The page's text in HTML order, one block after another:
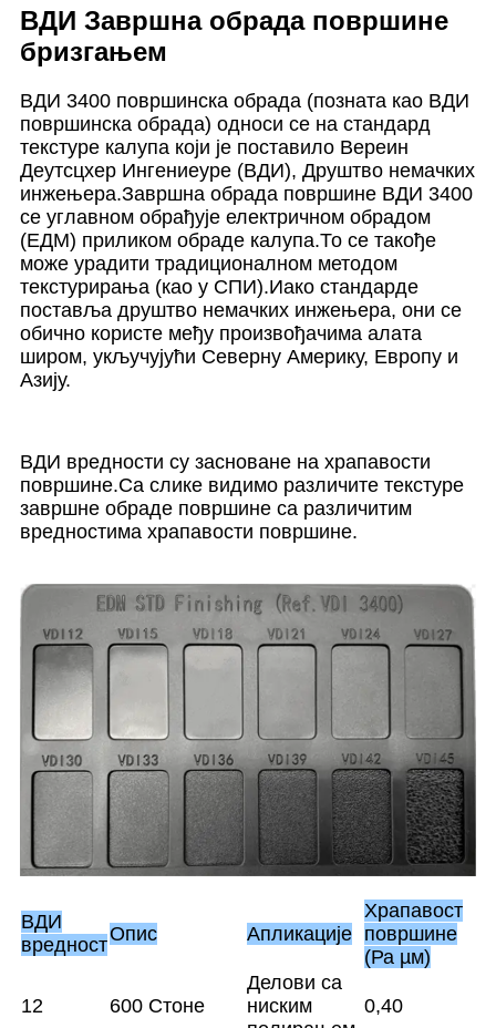
ВДИ Завршна обрада површине
бризгањем
ВДИ 3400 површинска обрада (позната као ВДИ
површинска обрада) односи се на стандард
текстуре калупа који је поставило Вереин
Деутсцхер Ингениеуре (ВДИ), Друштво немачких
инжењера.Завршна обрада површине ВДИ 3400
се углавном обрађује електричном обрадом
(ЕДМ) приликом обраде калупа.То се такође
може урадити традиционалном методом
текстурирања (као у СПИ).Иако стандарде
поставља друштво немачких инжењера, они се
обично користе међу произвођачима алата
широм, укључујући Северну Америку, Европу и
Азију.
ВДИ вредности су засноване на храпавости
површине.Са слике видимо различите текстуре
завршне обраде површине са различитим
вредностима храпавости површине.
ВДИ
вредностОпис Апликације
Храпавост
површине
(Ра µм)
12 600 Стоне
Делови са
ниским
0,40